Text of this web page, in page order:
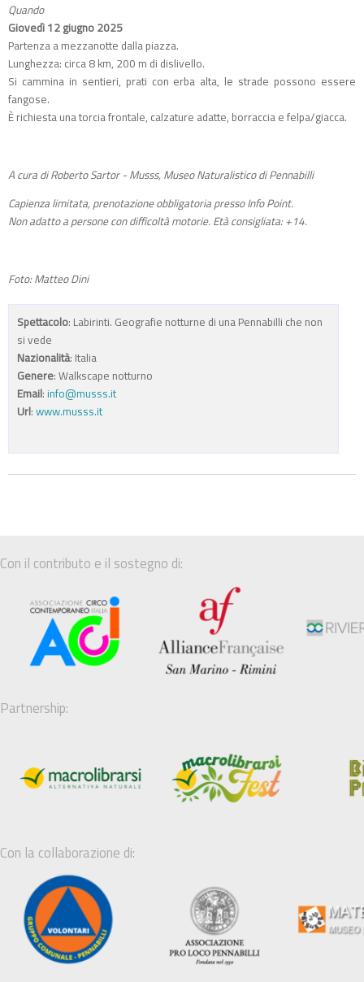
Quando
Giovedì 12 giugno 2025
Partenza a mezzanotte dalla piazza.
Lunghezza: circa 8 km, 200 m di dislivello.
Si cammina in sentieri, prati con erba alta, le strade possono essere
fangose.
È richiesta una torcia frontale, calzature adatte, borraccia e felpa/giacca.
A cura di Roberto Sartor - Musss, Museo Naturalistico di Pennabilli
Capienza limitata, prenotazione obbligatoria presso Info Point.
Non adatto a persone con difficoltà motorie. Età consigliata: +14.
Foto: Matteo Dini
Spettacolo: Labirinti. Geografie notturne di una Pennabilli che non
si vede
Nazionalità: Italia
Genere: Walkscape notturno
Email: info@musss.it
Url: www.musss.it
Con il contributo e il sostegno di:
Partnership:
Con la collaborazione di: